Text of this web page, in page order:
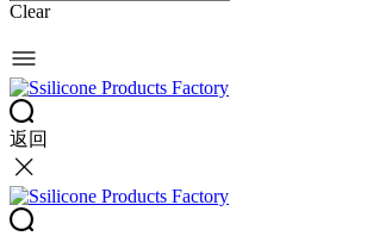
Clear
返回